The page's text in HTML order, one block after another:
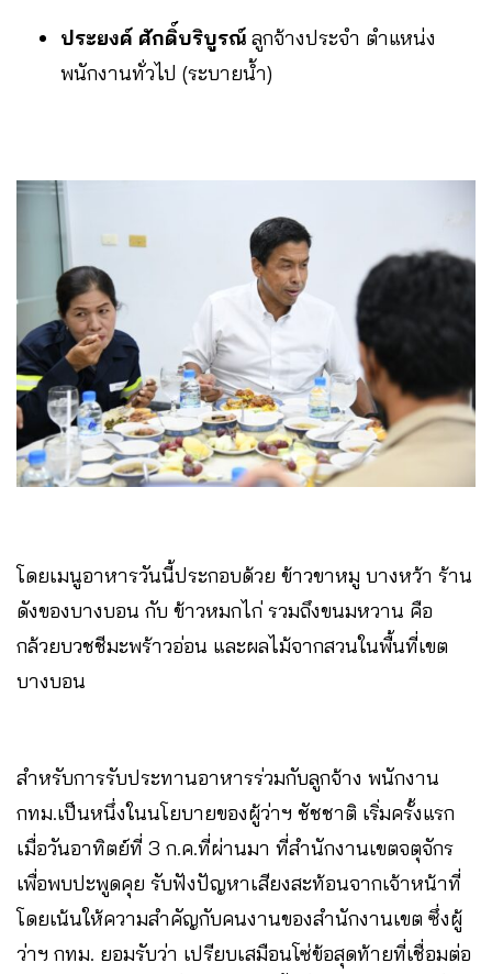
ประยงค์ ศักดิ์บริบูรณ์ ลูกจ้างประจำ ตำแหน่ง
พนักงานทั่วไป (ระบายน้ำ)
โดยเมนูอาหารวันนี้ประกอบด้วย ข้าวขาหมู บางหว้า ร้าน
ดังของบางบอน กับ ข้าวหมกไก่ รวมถึงขนมหวาน คือ
กล้วยบวชชีมะพร้าวอ่อน และผลไม้จากสวนในพื้นที่เขต
บางบอน
สำหรับการรับประทานอาหารร่วมกับลูกจ้าง พนักงาน
กทม.เป็นหนึ่งในนโยบายของผู้ว่าฯ ชัชชาติ เริ่มครั้งแรก
เมื่อวันอาทิตย์ที่ 3 ก.ค.ที่ผ่านมา ที่สำนักงานเขตจตุจักร
เพื่อพบปะพูดคุย รับฟังปัญหาเสียงสะท้อนจากเจ้าหน้าที่
โดยเน้นให้ความสำคัญกับคนงานของสำนักงานเขต ซึ่งผู้
ว่าฯ กทม. ยอมรับว่า เปรียบเสมือนโซ่ข้อสุดท้ายที่เชื่อมต่อ